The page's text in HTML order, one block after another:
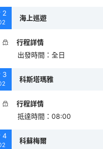
2
海上巡遊
行程詳情
出發時間 ： 全日
3
科斯塔瑪雅
行程詳情
抵達時間 ： 08:00
4
科蘇梅爾